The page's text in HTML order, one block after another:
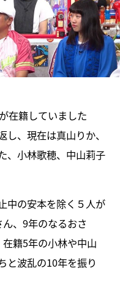
在籍していました
、現在は真山りか、
、小林歌穂、中山莉子
中の安本を除く５人が
、9年のなるおさ
籍5年の小林や中山
と波乱の10年を振り